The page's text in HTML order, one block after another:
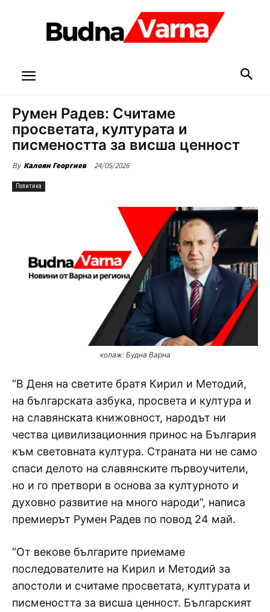
Румен Радев: Считаме
просветата, културата и
писмеността за висша ценност
By Калоян Георгиев 24/05/2026
Политика
колаж: Будна Варна
“В Деня на светите братя Кирил и Методий,
на българската азбука, просвета и култура и
на славянската книжовност, народът ни
чества цивилизационния принос на България
към световната култура. Страната ни не само
спаси делото на славянските първоучители,
но и го претвори в основа за културното и
духовно развитие на много народи”, написа
премиерът Румен Радев по повод 24 май.
“От векове българите приемаме
последователите на Кирил и Методий за
апостоли и считаме просветата, културата и
писмеността за висша ценност. Българският